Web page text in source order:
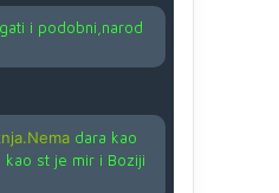
i podobni,narod
dara kao
kao st je mir i Boziji